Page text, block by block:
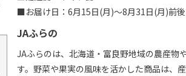
■お届け日：6月15日(月)～8月31日(月)前後
JAふらの
JAふらのは、北海道・富良野地域の農産物
す。野菜や果実の風味を活かした商品は、